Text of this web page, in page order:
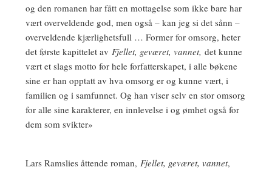
og den romanen har fått en mottagelse som ikke bare har
vært overveldende god, men også – kan jeg si det sånn –
overveldende kjærlighetsfull … Former for omsorg, heter
det første kapittelet av Fjellet, geværet, vannet, det kunne
vært et slags motto for hele forfatterskapet, i alle bøkene
sine er han opptatt av hva omsorg er og kunne vært, i
familien og i samfunnet. Og han viser selv en stor omsorg
for alle sine karakterer, en innlevelse i og ømhet også for
dem som svikter»
Lars Ramslies åttende roman, Fjellet, geværet, vannet,